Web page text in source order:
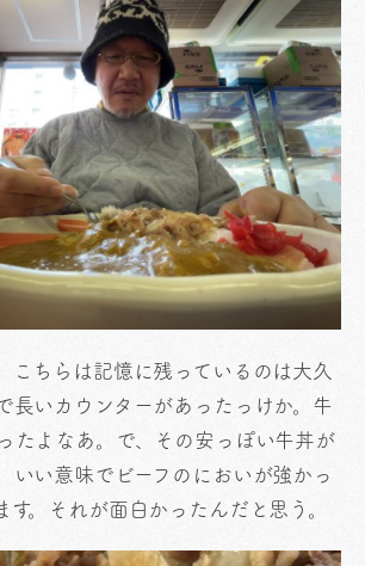
こちらは記憶に残っているのは大久
長いカウンターがあったっけか。牛
たよなあ。で、その安っぽい牛丼が
いい意味でビーフのにおいが強かっ
す。それが面白かったんだと思う。